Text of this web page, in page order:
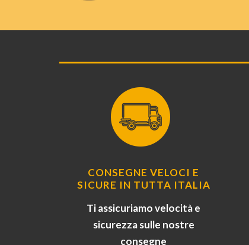
CONSEGNE VELOCI E
SICURE IN TUTTA ITALIA
Ti assicuriamo velocità e
sicurezza sulle nostre
consegne